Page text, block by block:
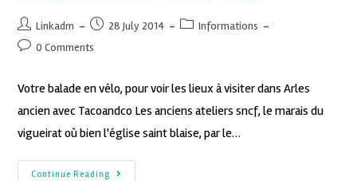
Linkadm 28 July 2014
Informations
0 Comments
Votre balade en vélo, pour voir les lieux à visiter dans Arles
ancien avec Tacoandco Les anciens ateliers sncf, le marais du
vigueirat où bien l'église saint blaise, par le…
Continue Reading